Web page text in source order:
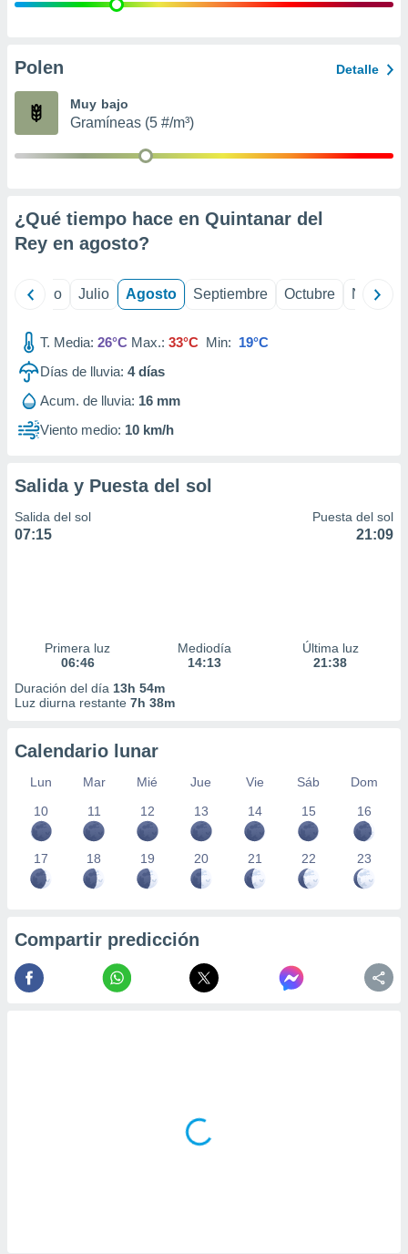
publicidad
de
Polen Detalle
Muy bajo
Gramíneas (5 #/m³)
¿Qué tiempo hace en Quintanar del
Rey en agosto?
Junio Julio Agosto Septiembre Octubre
T. Media: 26°C Max.: 33°C Min: 19°C
Días de lluvia: 4días
Acum. de lluvia: 16 mm
Viento medio: 10 km/h
Salida y Puesta del sol
Salida del sol
07:15
Puesta del sol
21:09
Primera luz
06:46
Mediodía
14:13
Última luz
21:38
Duración del día 13h 54m
Luz diurna restante 7h 38m
Calendario lunar
Lun Mar Mié Jue Vie Sáb
Dom
10
11 12 13 14 15 16
17 18 19 20 21 22 23
Compartir predicción